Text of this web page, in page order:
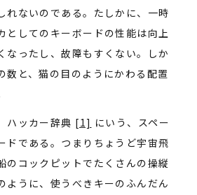
れないのである。たしかに、一時
としてのキーボードの性能は向上
なったし、故障もすくない。しか
数と、猫の目のようにかわる配置
ハッカー辞典 [1] にいう、スペー
ドである。つまりちょうど宇宙飛
のコックピットでたくさんの操縦
ように、使うべきキーのふんだん